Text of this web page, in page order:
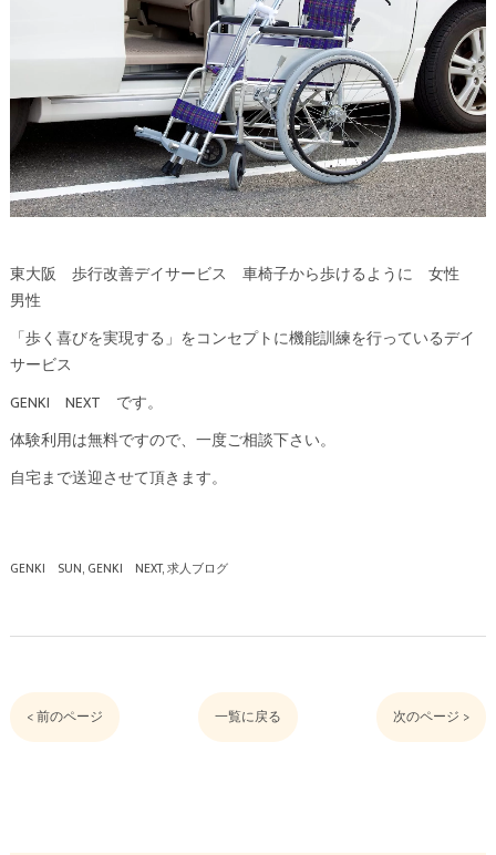
東大阪 歩行改善デイサービス 車椅子から歩けるように 女性
男性
「歩く喜びを実現する」をコンセプトに機能訓練を行っているデイ
サービス
GENKI NEXT です。
体験利用は無料ですので、一度ご相談下さい。
自宅まで送迎させて頂きます。
GENKI SUN GENKI NEXT 求人ブログ
< 前のページ 一覧に戻る 次のページ >